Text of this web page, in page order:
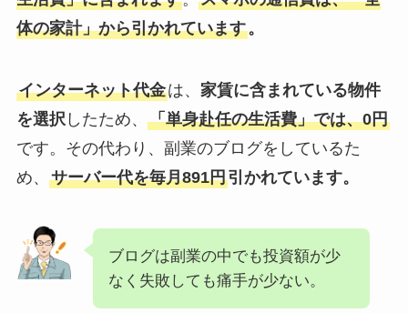
体の家計」から引かれています。
インターネット代金は、 家賃に含まれている物件
を選択 したため、 「単身赴任の生活費」では、0円
です。その代わり、副業のブログをしているた
め、 サーバー代を毎月891円引かれています。
ブログは副業の中でも投資額が少
なく失敗しても痛手が少ない。